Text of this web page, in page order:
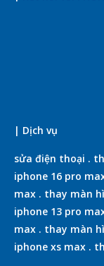
| Dịch vụ
sửa điện thoại .
iphone 16 pro
max . thay màn
iphone 13 pro
max . thay màn
iphone xs max .